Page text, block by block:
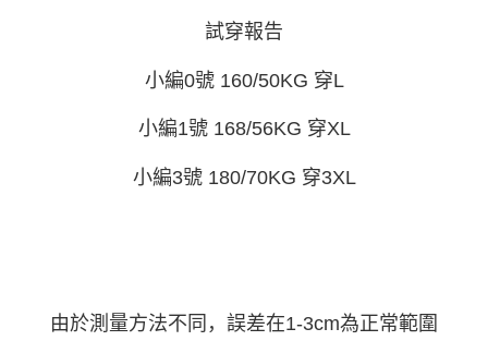
試穿報告
小編0號 160/50KG 穿L
小編1號 168/56KG 穿XL
小編3號 180/70KG 穿3XL
由於測量方法不同，誤差在1-3cm為正常範圍